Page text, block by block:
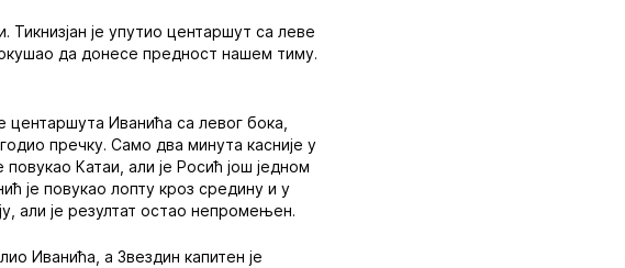
је упутио центаршут са леве
да донесе предност нашем тиму.
Иванића са левог бока,
пречку. Само два минута касније у
Катаи, али је Росић још једном
је повукао лопту кроз средину и у
али је резултат остао непромењен.
Иванића, а Звездин капитен је